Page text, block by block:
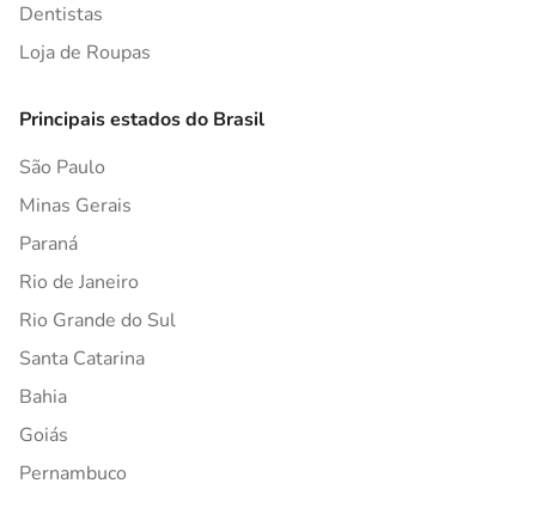
Dentistas
Loja de Roupas
Principais estados do Brasil
São Paulo
Minas Gerais
Paraná
Rio de Janeiro
Rio Grande do Sul
Santa Catarina
Bahia
Goiás
Pernambuco